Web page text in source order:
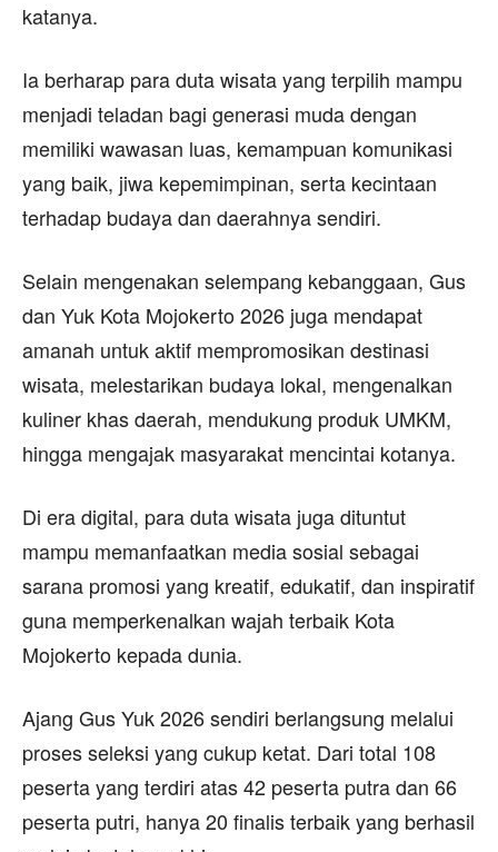
katanya.
Ia berharap para duta wisata yang terpilih mampu
menjadi teladan bagi generasi muda dengan
memiliki wawasan luas, kemampuan komunikasi
yang baik, jiwa kepemimpinan, serta kecintaan
terhadap budaya dan daerahnya sendiri.
Selain mengenakan selempang kebanggaan, Gus
dan Yuk Kota Mojokerto 2026 juga mendapat
amanah untuk aktif mempromosikan destinasi
wisata, melestarikan budaya lokal, mengenalkan
kuliner khas daerah, mendukung produk UMKM,
hingga mengajak masyarakat mencintai kotanya.
Di era digital, para duta wisata juga dituntut
mampu memanfaatkan media sosial sebagai
sarana promosi yang kreatif, edukatif, dan inspiratif
guna memperkenalkan wajah terbaik Kota
Mojokerto kepada dunia.
Ajang Gus Yuk 2026 sendiri berlangsung melalui
proses seleksi yang cukup ketat. Dari total 108
peserta yang terdiri atas 42 peserta putra dan 66
peserta putri, hanya 20 finalis terbaik yang berhasil